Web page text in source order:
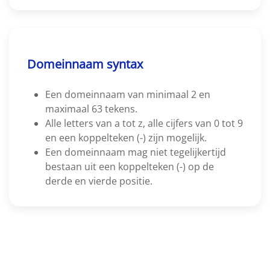
Domeinnaam syntax
Een domeinnaam van minimaal 2 en
maximaal 63 tekens.
Alle letters van a tot z, alle cijfers van 0 tot 9
en een koppelteken (-) zijn mogelijk.
Een domeinnaam mag niet tegelijkertijd
bestaan uit een koppelteken (-) op de
derde en vierde positie.